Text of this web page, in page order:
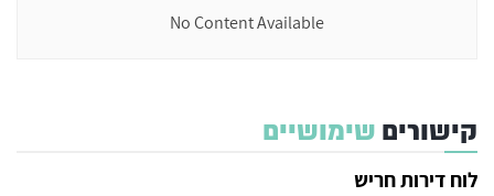
No Content Available
קישורים שימושיים
לוח דירות חריש